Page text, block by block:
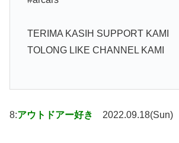
TERIMA KASIH SUPPORT KAMI
TOLONG LIKE CHANNEL KAMI
8:アウトドアー好き 2022.09.18(Sun)